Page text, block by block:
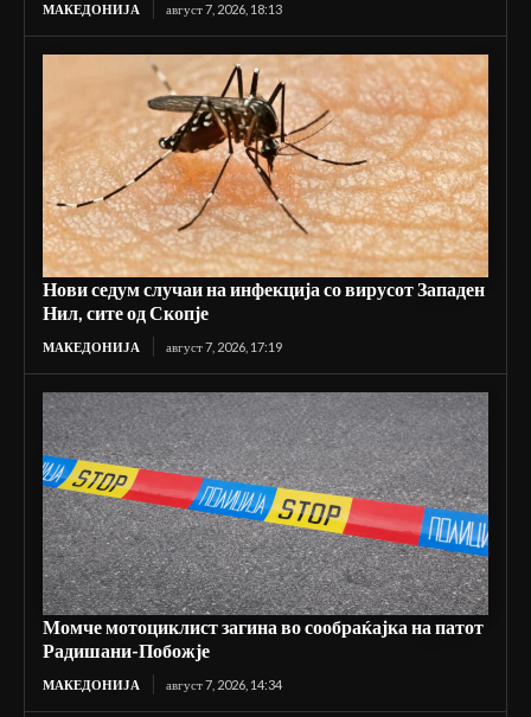
МАКЕДОНИЈА август 7, 2026, 18:13
Нови седум случаи на инфекција со вирусот Западен
Нил, сите од Скопје
МАКЕДОНИЈА август 7, 2026, 17:19
Момче мотоциклист загина во сообраќајка на патот
Радишани-Побожје
МАКЕДОНИЈА август 7, 2026, 14:34